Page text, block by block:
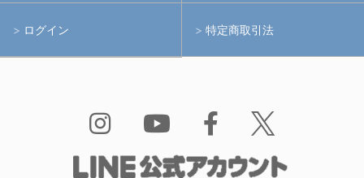
アクションカメラ(GoPro等)
水中用品
ログイン 特定商取引法